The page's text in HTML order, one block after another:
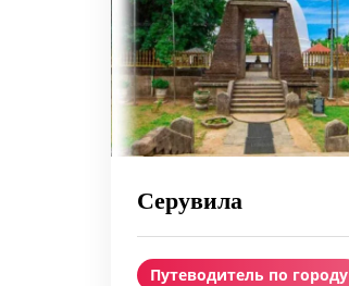
Серувила
Путеводитель по городу